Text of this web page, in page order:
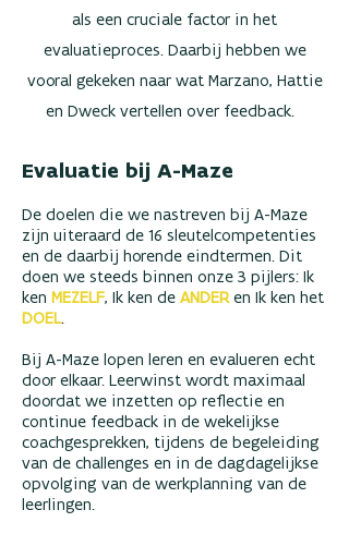
als een cruciale factor in het
evaluatieproces. Daarbij hebben we
vooral gekeken naar wat Marzano, Hattie
en Dweck vertellen over feedback.
Evaluatie bij A-Maze
De doelen die we nastreven bij A-Maze
zijn uiteraard de 16 sleutelcompetenties
en de daarbij horende eindtermen. Dit
doen we steeds binnen onze 3 pijlers: Ik
ken MEZELF, Ik ken de ANDERen Ik ken het
DOEL.
Bij A-Maze lopen leren en evalueren echt
door elkaar. Leerwinst wordt maximaal
doordat we inzetten op reflectie en
continue feedback in de wekelijkse
coachgesprekken, tijdens de begeleiding
van de challenges en in de dagdagelijkse
opvolging van de werkplanning van de
leerlingen.